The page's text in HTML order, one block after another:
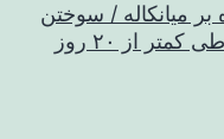
بر میانکاله / سوختن